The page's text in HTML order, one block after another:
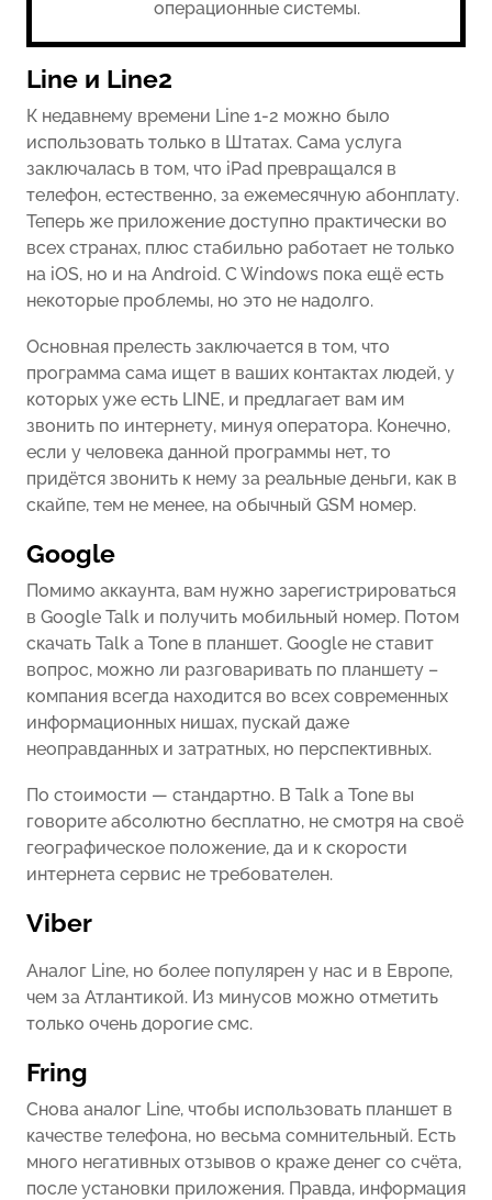
операционные системы.
Line и Line2
К недавнему времени Line 1-2 можно было
использовать только в Штатах. Сама услуга
заключалась в том, что iPad превращался в
телефон, естественно, за ежемесячную абонплату.
Теперь же приложение доступно практически во
всех странах, плюс стабильно работает не только
на iOS, но и на Android. C Windows пока ещё есть
некоторые проблемы, но это не надолго.
Основная прелесть заключается в том, что
программа сама ищет в ваших контактах людей, у
которых уже есть LINE, и предлагает вам им
звонить по интернету, минуя оператора. Конечно,
если у человека данной программы нет, то
придётся звонить к нему за реальные деньги, как в
скайпе, тем не менее, на обычный GSM номер.
Google
Помимо аккаунта, вам нужно зарегистрироваться
в Google Talk и получить мобильный номер. Потом
скачать Talk a Tone в планшет. Google не ставит
вопрос, можно ли разговаривать по планшету –
компания всегда находится во всех современных
информационных нишах, пускай даже
неоправданных и затратных, но перспективных.
По стоимости — стандартно. В Talk a Tone вы
говорите абсолютно бесплатно, не смотря на своё
географическое положение, да и к скорости
интернета сервис не требователен.
Viber
Аналог Line, но более популярен у нас и в Европе,
чем за Атлантикой. Из минусов можно отметить
только очень дорогие смс.
Fring
Снова аналог Line, чтобы использовать планшет в
качестве телефона, но весьма сомнительный. Есть
много негативных отзывов о краже денег со счёта,
после установки приложения. Правда, информация